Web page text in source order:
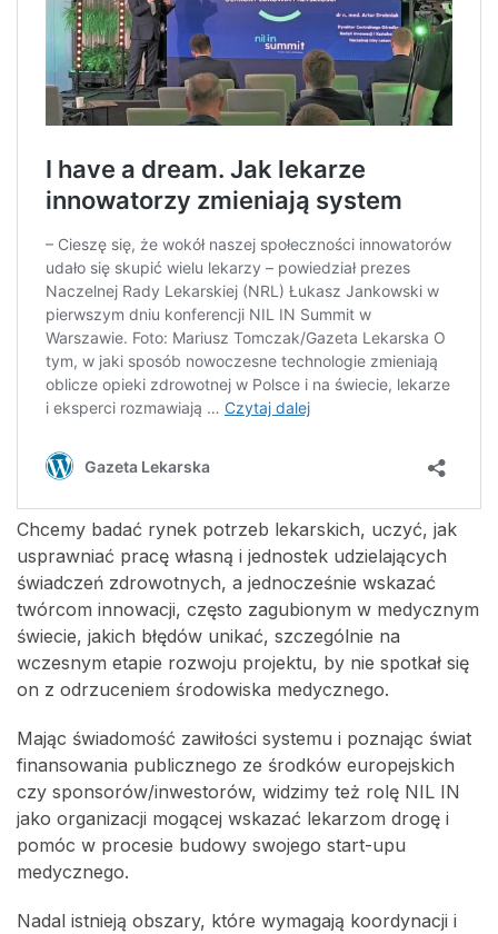
Chcemy badać rynek potrzeb lekarskich, uczyć, jak
usprawniać pracę własną i jednostek udzielających
świadczeń zdrowotnych, a jednocześnie wskazać
twórcom innowacji, często zagubionym w medycznym
świecie, jakich błędów unikać, szczególnie na
wczesnym etapie rozwoju projektu, by nie spotkał się
on z odrzuceniem środowiska medycznego.
Mając świadomość zawiłości systemu i poznając świat
finansowania publicznego ze środków europejskich
czy sponsorów/inwestorów, widzimy też rolę NIL IN
jako organizacji mogącej wskazać lekarzom drogę i
pomóc w procesie budowy swojego start-upu
medycznego.
Nadal istnieją obszary, które wymagają koordynacji i